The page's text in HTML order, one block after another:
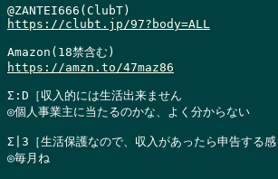
https://clubt.jp/97?body=ALL
https://amzn.to/47maz86
Σ:D［収入的には生活出来ません
◎個人事業主に当たるのかな、よく分からない
Σ|3［生活保護なので、収入があったら申告する感
◎毎月ね